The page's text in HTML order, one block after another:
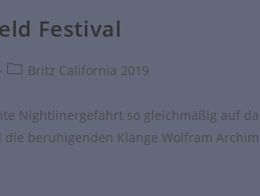
Festival
Britz California 2019
Nightlinergefährt so gleichmäßig auf
beruhigenden Klänge Wolfram